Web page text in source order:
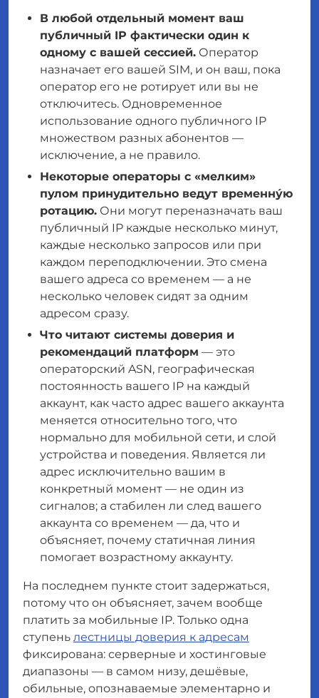
В любой отдельный момент ваш
публичный IP фактически один к
одному с вашей сессией. Оператор
назначает его вашей SIM, и он ваш, пока
оператор его не ротирует или вы не
отключитесь. Одновременное
использование одного публичного IP
множеством разных абонентов —
исключение, а не правило.
Некоторые операторы с «мелким»
пулом принудительно ведут временну́ю
ротацию. Они могут переназначать ваш
публичный IP каждые несколько минут,
каждые несколько запросов или при
каждом переподключении. Это смена
вашего адреса со временем — а не
несколько человек сидят за одним
адресом сразу.
Что читают системы доверия и
рекомендаций платформ — это
операторский ASN, географическая
постоянность вашего IP на каждый
аккаунт, как часто адрес вашего аккаунта
меняется относительно того, что
нормально для мобильной сети, и слой
устройства и поведения. Является ли
адрес исключительно вашим в
конкретный момент — не один из
сигналов; а стабилен ли след вашего
аккаунта со временем — да, что и
объясняет, почему статичная линия
помогает возрастному аккаунту.
На последнем пункте стоит задержаться,
потому что он объясняет, зачем вообще
платить за мобильные IP. Только одна
ступень лестницы доверия к адресам
фиксирована: серверные и хостинговые
диапазоны — в самом низу, дешёвые,
обильные, опознаваемые элементарно и